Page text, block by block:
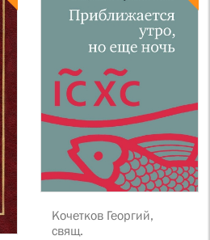
Кочетков Георгий,
свящ.